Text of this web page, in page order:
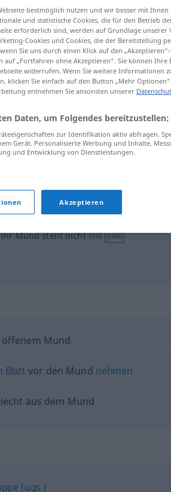
ihr Mund steht nichtstill UMG
Mund
Blatt vor den Mund nehmen
aus dem Mund
(ugs.)
bestmöglich nutzen und wir besser mit Ihnen
und statistische Cookies, die für den Betrieb
erforderlich sind, werden auf Grundlage unserer
Cookies und Cookies, die der Bereitstellung
Sie uns durch einen Klick auf den
auf „Fortfahren ohne Akzeptieren“. Sie können Ihre
widerrufen. Wenn Sie weitere Informationen
klicken Sie einfach auf den Button „Mehr Optionen“.
entnehmen Sie ansonsten unserer
Daten, um Folgendes bereitzustellen:
zur Identifikation aktiv abfragen.
Gerät. Personalisierte Werbung und Inhalte,
und Entwicklung von Dienstleistungen.
Akzeptieren